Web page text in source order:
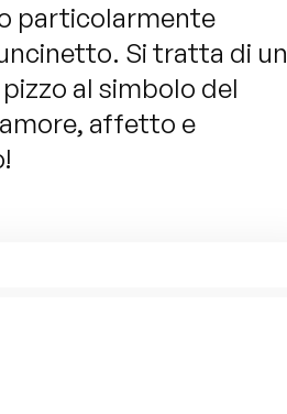
particolarmente
Si tratta di un
al simbolo del
affetto e